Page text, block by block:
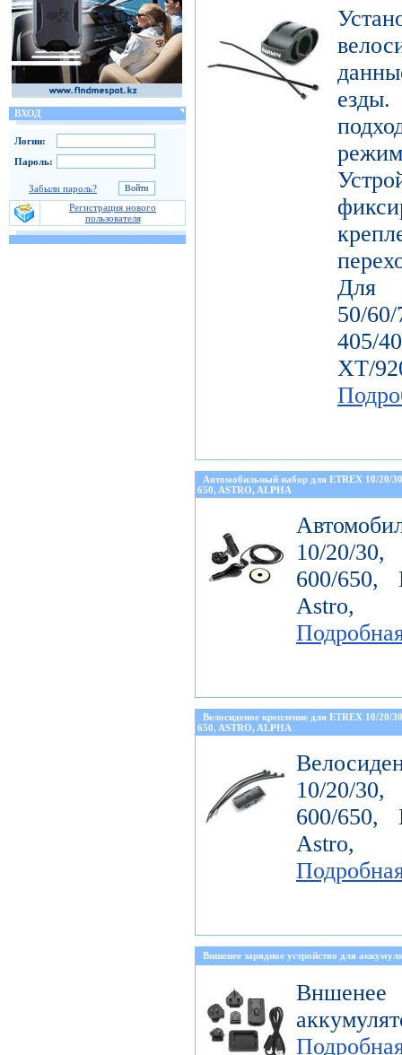
ВХОД
Логин:
Пароль:
Забыли пароль?
Регистрация нового
пользователя
50/
405/
ХТ/
Автомобильный набор для ETREX 10/20/
650, ASTRO, ALPHA
10/20/
600/650,
Astro,
Велосиденое крепление для ETREX 10/
650, ASTRO, ALPHA
10/20/
600/650,
Astro,
Вншенее зарядное устройство для
Вншенее